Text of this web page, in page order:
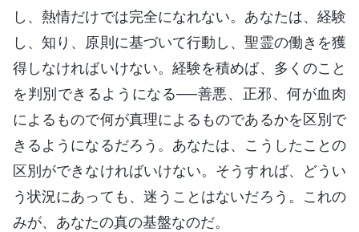
し、熱情だけでは完全になれない。あなたは、経験
し、知り、原則に基づいて行動し、聖霊の働きを獲
得しなければいけない。経験を積めば、多くのこと
を判別できるようになる──善悪、正邪、何が血肉
によるもので何が真理によるものであるかを区別で
きるようになるだろう。あなたは、こうしたことの
区別ができなければいけない。そうすれば、どうい
う状況にあっても、迷うことはないだろう。これの
みが、あなたの真の基盤なのだ。